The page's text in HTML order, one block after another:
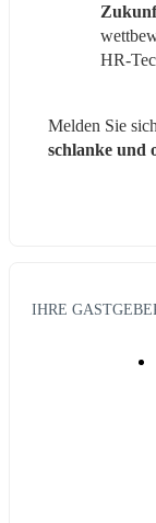
HR-
Melden Sie
schlanke und
IHRE